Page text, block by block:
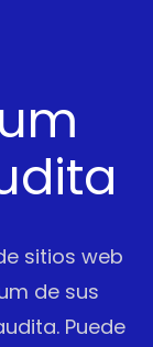
sitios web
de sus
Puede